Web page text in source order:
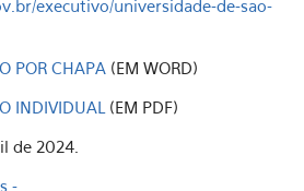
executivo/universidade-de-sao-
POR CHAPA (EM WORD)
INDIVIDUAL (EM PDF)
de 2024.
-